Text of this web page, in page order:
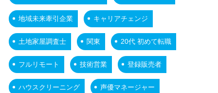
地域未来牽引企業 キャリアチェンジ
土地家屋調査士 関東 20代 初めて転職
フルリモート 技術営業 登録販売者
ハウスクリーニング 声優マネージャー